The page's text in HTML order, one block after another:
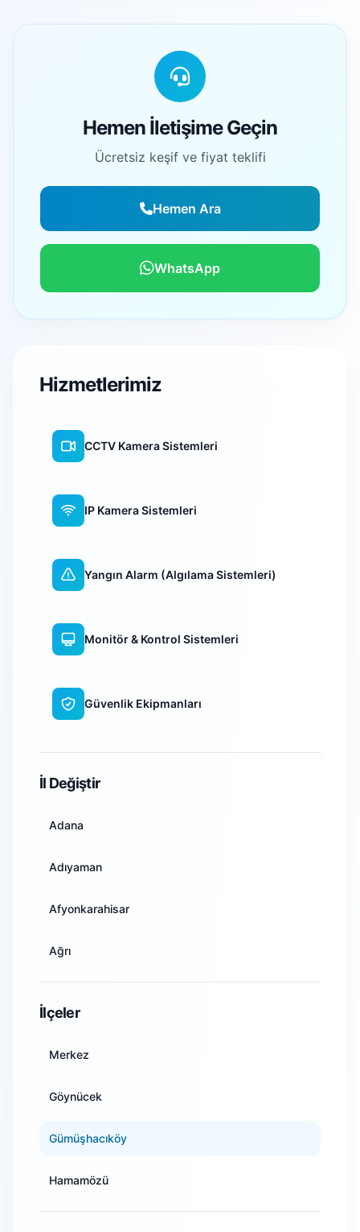
Hemen İletişime Geçin
Ücretsiz keşif ve fiyat teklifi
Hemen Ara
WhatsApp
Hizmetlerimiz
CCTV Kamera Sistemleri
IP Kamera Sistemleri
Yangın Alarm (Algılama Sistemleri)
Monitör & Kontrol Sistemleri
Güvenlik Ekipmanları
İl Değiştir
Adana
Adıyaman
Afyonkarahisar
Ağrı
İlçeler
Merkez
Göynücek
Gümüşhacıköy
Hamamözü